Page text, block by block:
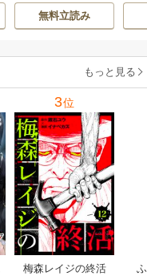
で無双する
じゃいあん
無料立読み
もっと見る
3位
梅森レイジの終活